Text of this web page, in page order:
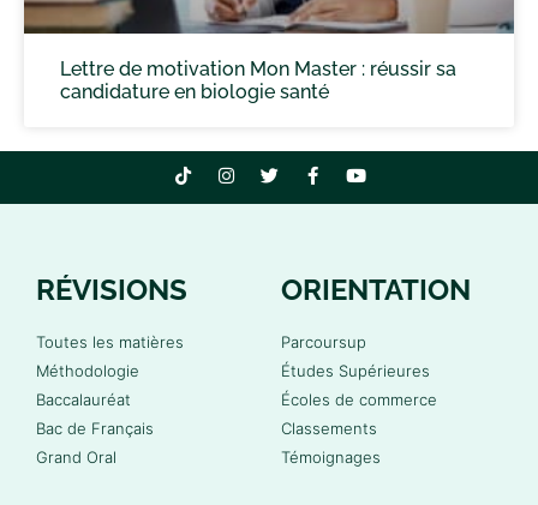
Lettre de motivation Mon Master : réussir sa
candidature en biologie santé
RÉVISIONS
Toutes les matières
Méthodologie
Baccalauréat
Bac de Français
Grand Oral
ORIENTATION
Parcoursup
Études Supérieures
Écoles de commerce
Classements
Témoignages